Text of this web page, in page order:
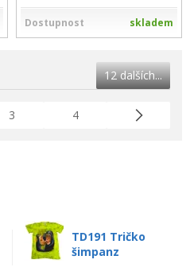
TD191 Tričko
šimpanz
Dostupnost skladem
12 dalších...
3 4